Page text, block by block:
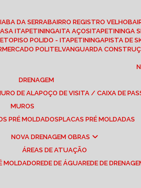
DA SERRA BAIRRO REGISTRO VELHO
ITAPETININGA ITA AÇOS ITAPETININGA
PISO POLIDO - ITAPETININGA PISTA DE
POLITEL VANGUARDA
DRENAGEM
MURO DE ALA POÇO DE VISITA / CAIXA DE
MUROS
PRÉ MOLDADOS PLACAS PRÉ MOLDADAS
NOVA DRENAGEM OBRAS
ÁREAS DE ATUAÇÃO
MOLDADO REDE DE ÁGUA REDE DE